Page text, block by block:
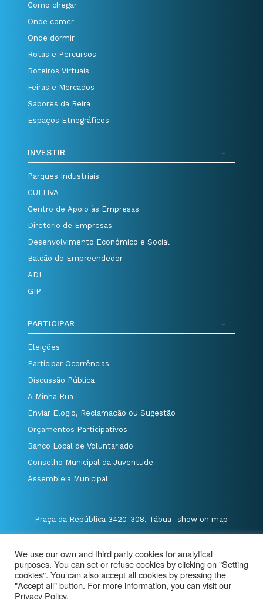
Como chegar
Onde comer
Onde dormir
Rotas e Percursos
Roteiros Virtuais
Feiras e Mercados
Sabores da Beira
Espaços Etnográficos
INVESTIR
Parques Industriais
CULTIVA
Centro de Apoio às Empresas
Diretório de Empresas
Desenvolvimento Económico e Social
Balcão do Empreendedor
ADI
GIP
PARTICIPAR
Eleições
Participar Ocorrências
Discussão Pública
A Minha Rua
Enviar Elogio, Reclamação ou Sugestão
Orçamentos Participativos
Banco Local de Voluntariado
Conselho Municipal da Juventude
Assembleia Municipal
Praça da República 3420-308, Tábua show on map
E.geral@cm-tabua.pt
@Município de Tábua | Site Map | privacy policy
|
Aviso de Privacidade - Videovigilância
We use our own and third party cookies for analytical
purposes. You can set or refuse cookies by clicking on "Setting
cookies". You can also accept all cookies by pressing the
"Accept all" button. For more information, you can visit our
Privacy Policy.